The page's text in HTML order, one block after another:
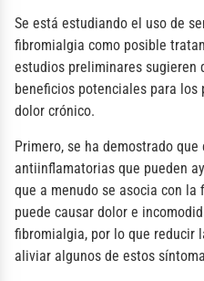
Se está estudiando el uso de
fibromialgia como posible
estudios preliminares sugieren
beneficios potenciales para
dolor crónico.
Primero, se ha demostrado
antiinflamatorias que pueden
que a menudo se asocia con
puede causar dolor e
fibromialgia, por lo que reducir
aliviar algunos de estos